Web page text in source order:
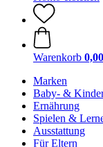
Warenkorb
Marken
Baby- &
Ernährung
Spielen &
Ausstattung
Für Eltern